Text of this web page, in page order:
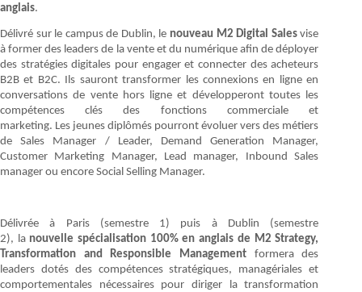
anglais.
Délivré sur le campus de Dublin, le nouveau M2 Digital Salesvise
à former des leaders de la vente et du numérique afin de déployer
des stratégies digitales pour engager et connecter des acheteurs
B2B et B2C. Ils sauront transformer les connexions en ligne en
conversations de vente hors ligne et développeront toutes les
compétences clés des fonctions commerciale et
marketing. Les jeunes diplômés pourront évoluer vers des métiers
de Sales Manager / Leader, Demand Generation Manager,
Customer Marketing Manager, Lead manager, Inbound Sales
manager ou encore Social Selling Manager.
Délivrée à Paris (semestre 1) puis à Dublin (semestre
2), la nouvelle spécialisation 100% en anglais de M2 Strategy,
Transformation and Responsible Managementformera des
leaders dotés des compétences stratégiques, managériales et
comportementales nécessaires pour diriger la transformation